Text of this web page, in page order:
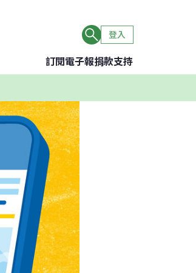
登入
訂閱電子報捐款支持